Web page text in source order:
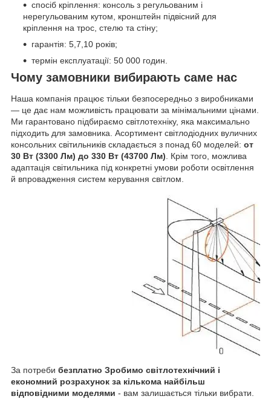
спосіб кріплення: консоль з регульованим і
нерегульованим кутом, кронштейн підвісний для
кріплення на трос, стелю та стіну;
гарантія: 5,7,10 років;
термін експлуатації: 50 000 годин.
Чому замовники вибирають саме нас
Наша компанія працює тільки безпосередньо з виробниками
— це дає нам можливість працювати за мінімальними цінами.
Ми гарантовано підбираємо світлотехніку, яка максимально
підходить для замовника. Асортимент світлодіодних вуличних
консольних світильників складається з понад 60 моделей: от
30 Вт (3300 Лм) до 330 Вт (43700 Лм). Крім того, можлива
адаптація світильника під конкретні умови роботи освітлення
й впровадження систем керування світлом.
За потреби безплатно Зробимо світлотехнічний і
економний розрахунок за кількома найбільш
відповідними моделями - вам залишається тільки вибрати.